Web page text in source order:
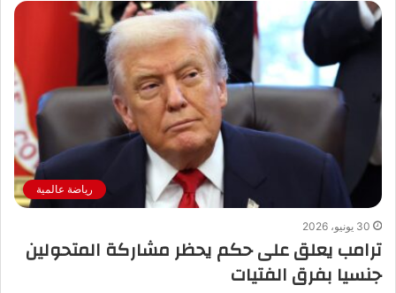
رياضة عالمية
30 يونيو، 2026
ترامب يعلق على حكم يحظر مشاركة المتحولين
جنسيا بفرق الفتيات